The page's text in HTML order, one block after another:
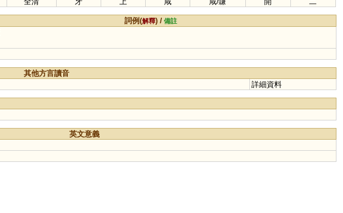
詞例(解釋) /備註
其他方言讀音
詳細資料
英文意義